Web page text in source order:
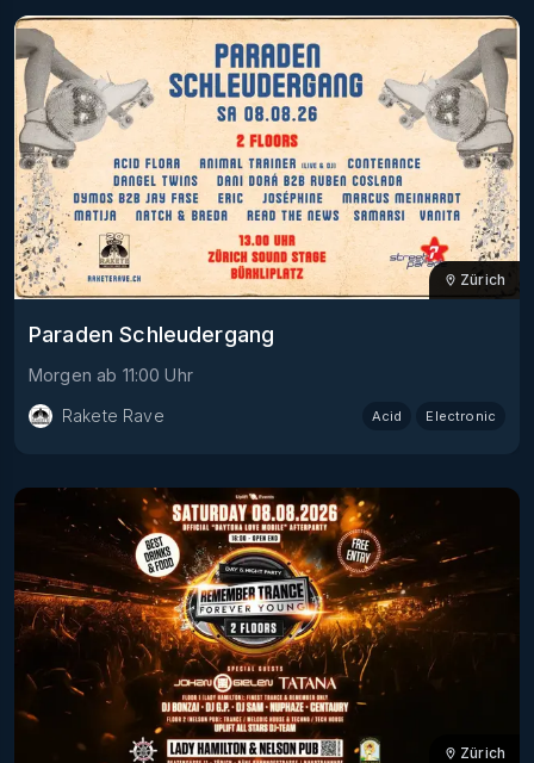
Zürich
Paraden Schleudergang
Morgen ab 11:00 Uhr
Rakete Rave
Acid Electronic
Zürich